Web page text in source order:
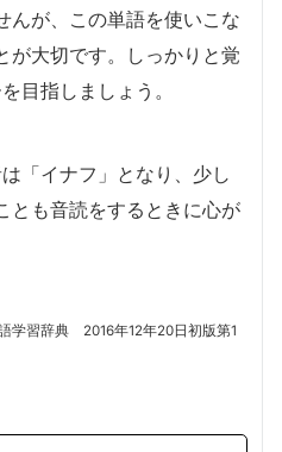
んが、この単語を使いこな
が大切です。しっかりと覚
目指しましょう。
「イナフ」となり、少し
とも音読をするときに心が
学習辞典 2016年12年20日初版第1